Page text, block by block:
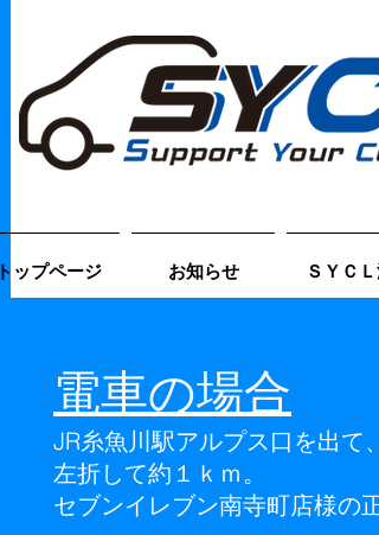
トップページ お知らせ ＳＹＣ
電車の場合
JR糸魚川駅アルプス口を出て
左折して約１ｋｍ。
セブンイレブン南寺町店様の